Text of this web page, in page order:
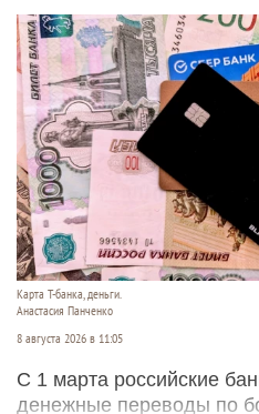
Карта Т-банка, деньги.
Анастасия Панченко
8 августа 2026 в 11:05
С 1 марта российские
денежные переводы по